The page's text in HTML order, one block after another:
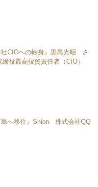
社CIOへの転身』黒島光昭 さ
役最高投資責任者（CIO）
島へ移住』Shion 株式会社QQ